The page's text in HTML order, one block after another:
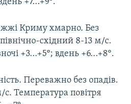
+7...+9°.
Криму хмарно. Без
північно-східний 8-13 м/с.
+3...+5°; вдень +6...+8°.
Переважно без опадів.
с. Температура повітря